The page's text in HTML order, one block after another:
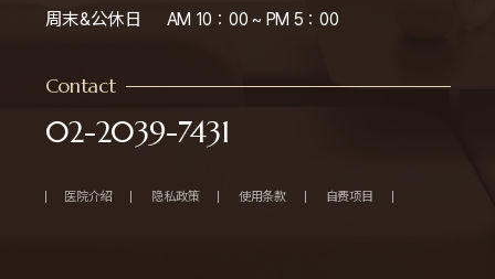
周末&公休日
AM 10：00 ~ PM 5：00
Contact
02-2039-7431
医院介绍 隐私政策 使用条款 自费项目